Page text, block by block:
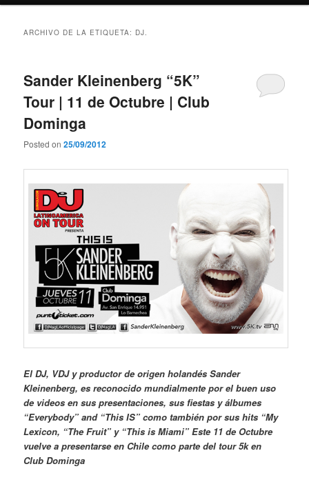
ARCHIVO DE LA ETIQUETA: DJ.
Sander Kleinenberg “5K”
Tour | 11 de Octubre | Club
Dominga
Posted on25/09/2012
El DJ, VDJ y productor de origen holandés Sander
Kleinenberg, es reconocido mundialmente por el buen uso
de videos en sus presentaciones, sus fiestas y álbumes
“Everybody” and “This IS” como también por sus hits “My
Lexicon, “The Fruit” y “This is Miami” Este 11 de Octubre
vuelve a presentarse en Chile como parte del tour 5k en
Club Dominga